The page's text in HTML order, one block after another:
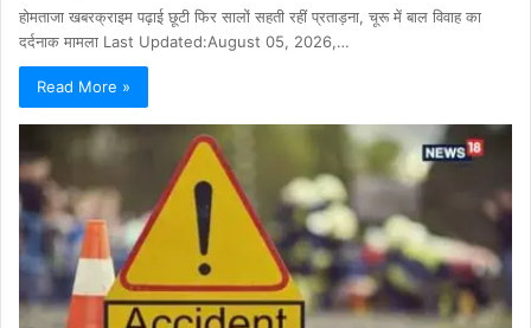
होमताजा खबरक्राइम पढ़ाई छूटी फिर सालों सहती रहीं प्रताड़ना, चूरू में बाल विवाह का
दर्दनाक मामला Last Updated:August 05, 2026,…
Read More »